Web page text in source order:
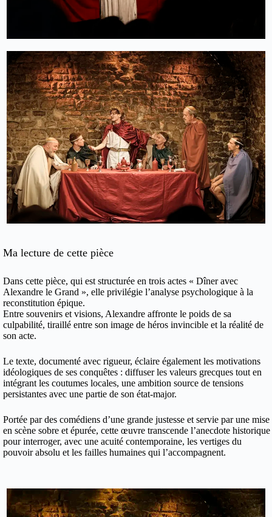
Ma lecture de cette pièce
Dans cette pièce, qui est structurée en trois actes « Dîner avec
Alexandre le Grand », elle privilégie l’analyse psychologique à la
reconstitution épique.
Entre souvenirs et visions, Alexandre affronte le poids de sa
culpabilité, tiraillé entre son image de héros invincible et la réalité de
son acte.
Le texte, documenté avec rigueur, éclaire également les motivations
idéologiques de ses conquêtes : diffuser les valeurs grecques tout en
intégrant les coutumes locales, une ambition source de tensions
persistantes avec une partie de son état-major.
Portée par des comédiens d’une grande justesse et servie par une mise
en scène sobre et épurée, cette œuvre transcende l’anecdote historique
pour interroger, avec une acuité contemporaine, les vertiges du
pouvoir absolu et les failles humaines qui l’accompagnent.